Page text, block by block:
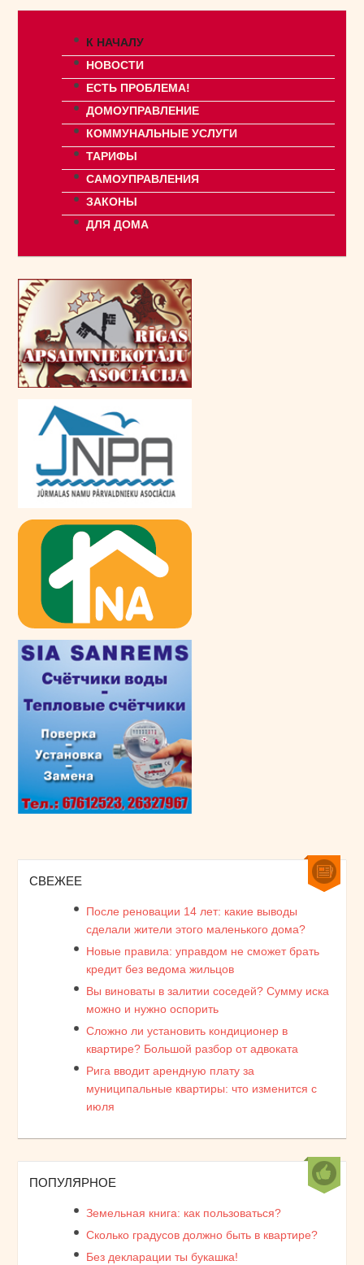
К НАЧАЛУ
НОВОСТИ
ЕСТЬ ПРОБЛЕМА!
ДОМОУПРАВЛЕНИЕ
КОММУНАЛЬНЫЕ УСЛУГИ
ТАРИФЫ
САМОУПРАВЛЕНИЯ
ЗАКОНЫ
ДЛЯ ДОМА
СВЕЖЕЕ
После реновации 14 лет: какие выводы
сделали жители этого маленького дома?
Новые правила: управдом не сможет брать
кредит без ведома жильцов
Вы виноваты в залитии соседей? Сумму иска
можно и нужно оспорить
Сложно ли установить кондиционер в
квартире? Большой разбор от адвоката
Рига вводит арендную плату за
муниципальные квартиры: что изменится с
июля
ПОПУЛЯРНОЕ
Земельная книга: как пользоваться?
Сколько градусов должно быть в квартире?
Без декларации ты букашка!